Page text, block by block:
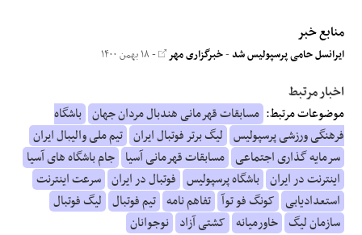
منابع خبر
ایرانسل حامی پرسپولیس شد-خبرگزاری مهر - ۱۸ بهمن ۱۴۰۰
اخبار مرتبط
موضوعات مرتبط: مسابقات قهرمانی هندبال مردان جهان باشگاه
فرهنگی ورزشی پرسپولیس لیگ برتر فوتبال ایران تیم ملی والیبال ایران
سرمایه گذاری اجتماعی مسابقات قهرمانی آسیا جام باشگاه های آسیا
اینترنت در ایران باشگاه پرسپولیس فوتبال در ایران سرعت اینترنت
استعدادیابی کونگ فو توآ تفاهم نامه تیم فوتبال لیگ فوتبال
سازمان لیگ خاورمیانه کشتی آزاد نوجوانان